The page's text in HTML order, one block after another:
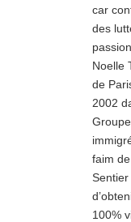
car
des
Noelle
de
2002
faim
100%